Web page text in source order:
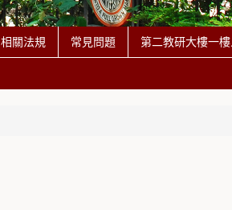
相關法規 常見問題 第二教研大樓一